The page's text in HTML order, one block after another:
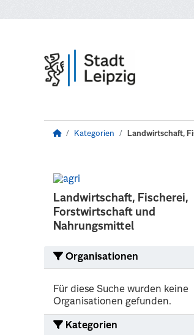
Kategorien Landwirtschaft,
Landwirtschaft, Fischerei,
Forstwirtschaft und
Nahrungsmittel
Organisationen
Für diese Suche wurden keine
Organisationen gefunden.
Kategorien